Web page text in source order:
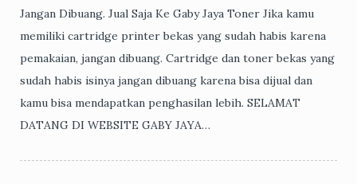
Jangan Dibuang. Jual Saja Ke Gaby Jaya Toner Jika kamu
memiliki cartridge printer bekas yang sudah habis karena
pemakaian, jangan dibuang. Cartridge dan toner bekas yang
sudah habis isinya jangan dibuang karena bisa dijual dan
kamu bisa mendapatkan penghasilan lebih. SELAMAT
DATANG DI WEBSITE GABY JAYA…